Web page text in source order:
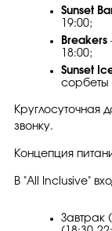
Sunset
19:00;
Breakers
18:00;
Sunset
сорбеты
Круглосуточная
звонку.
Концепция
В "All Inclusive"
Завтрак